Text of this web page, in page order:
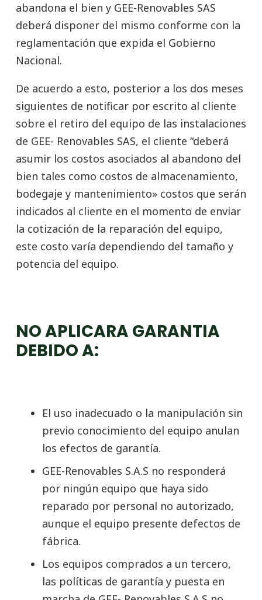
abandona el bien y GEE-Renovables SAS
deberá disponer del mismo conforme con la
reglamentación que expida el Gobierno
Nacional.
De acuerdo a esto, posterior a los dos meses
siguientes de notificar por escrito al cliente
sobre el retiro del equipo de las instalaciones
de GEE- Renovables SAS, el cliente “deberá
asumir los costos asociados al abandono del
bien tales como costos de almacenamiento,
bodegaje y mantenimiento» costos que serán
indicados al cliente en el momento de enviar
la cotización de la reparación del equipo,
este costo varía dependiendo del tamaño y
potencia del equipo.
NO APLICARA GARANTIA
DEBIDO A:
El uso inadecuado o la manipulación sin
previo conocimiento del equipo anulan
los efectos de garantía.
GEE-Renovables S.A.S no responderá
por ningún equipo que haya sido
reparado por personal no autorizado,
aunque el equipo presente defectos de
fábrica.
Los equipos comprados a un tercero,
las políticas de garantía y puesta en